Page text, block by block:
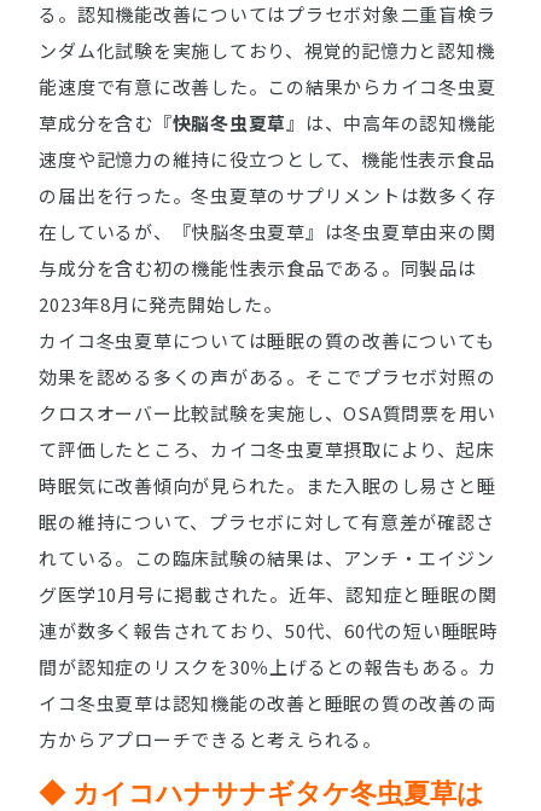
る。認知機能改善についてはプラセボ対象二重盲検ラ
ンダム化試験を実施しており、視覚的記憶力と認知機
能速度で有意に改善した。この結果からカイコ冬虫夏
草成分を含む『快脳冬虫夏草』は、中高年の認知機能
速度や記憶力の維持に役立つとして、機能性表示食品
の届出を行った。冬虫夏草のサプリメントは数多く存
在しているが、『快脳冬虫夏草』は冬虫夏草由来の関
与成分を含む初の機能性表示食品である。同製品は
2023年8月に発売開始した。
カイコ冬虫夏草については睡眠の質の改善についても
効果を認める多くの声がある。そこでプラセボ対照の
クロスオーバー比較試験を実施し、OSA質問票を用い
て評価したところ、カイコ冬虫夏草摂取により、起床
時眠気に改善傾向が見られた。また入眠のし易さと睡
眠の維持について、プラセボに対して有意差が確認さ
れている。この臨床試験の結果は、アンチ・エイジン
グ医学10月号に掲載された。近年、認知症と睡眠の関
連が数多く報告されており、50代、60代の短い睡眠時
間が認知症のリスクを30％上げるとの報告もある。カ
イコ冬虫夏草は認知機能の改善と睡眠の質の改善の両
方からアプローチできると考えられる。
◆ カイコハナサナギタケ冬虫夏草は